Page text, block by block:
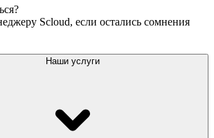
Scloud, если остались сомнения
Наши услуги